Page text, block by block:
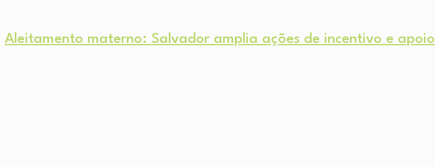
Aleitamento materno: Salvador amplia ações de incentivo e apoio